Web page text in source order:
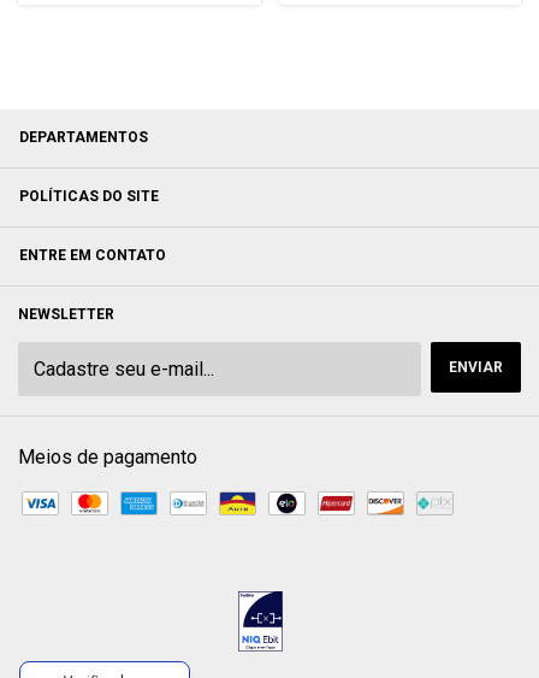
DEPARTAMENTOS
POLÍTICAS DO SITE
ENTRE EM CONTATO
NEWSLETTER
Meios de pagamento